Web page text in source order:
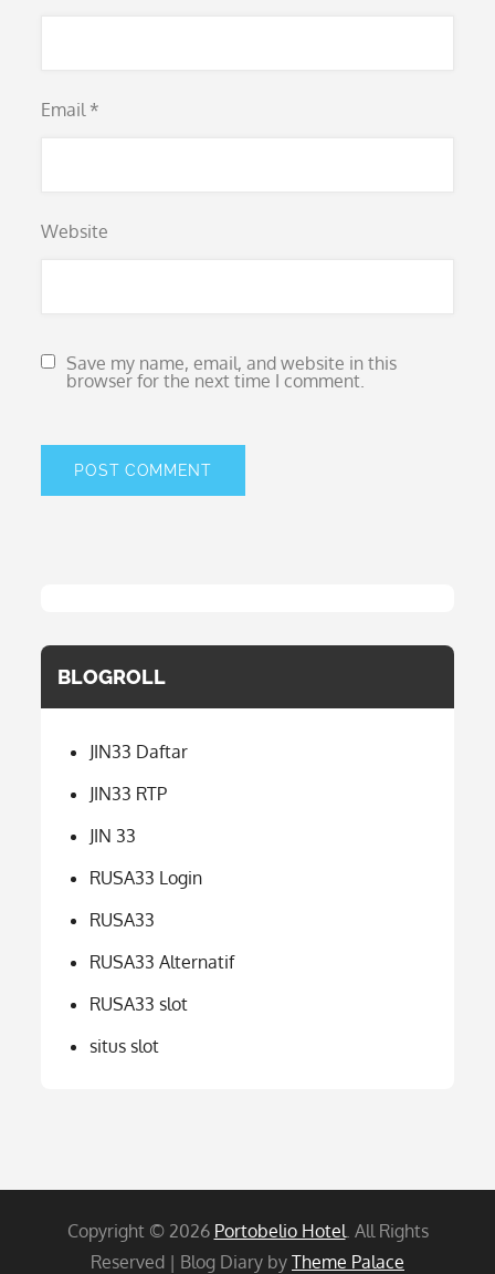
Email *
Website
Save my name, email, and website in this
browser for the next time I comment.
BLOGROLL
JIN33 Daftar
JIN33 RTP
JIN 33
RUSA33 Login
RUSA33
RUSA33 Alternatif
RUSA33 slot
situs slot
Copyright © 2026 Portobelio Hotel. All Rights
Reserved | Blog Diary by Theme Palace